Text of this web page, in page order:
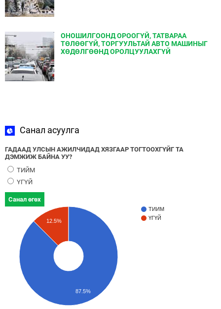
ОНОШИЛГООНД ОРООГҮЙ, ТАТВАРАА
ТӨЛӨӨГҮЙ, ТОРГУУЛЬТАЙ АВТО МАШИНЫГ
ХӨДӨЛГӨӨНД ОРОЛЦУУЛАХГҮЙ
Санал асуулга
ГАДААД УЛСЫН АЖИЛЧИДАД ХЯЗГААР ТОГТООХГҮЙГ ТА
ДЭМЖИЖ БАЙНА УУ?
ТИЙМ
ҮГҮЙ
Санал өгөх
ТИЙМ
ҮГҮЙ
12.5%
87.5%